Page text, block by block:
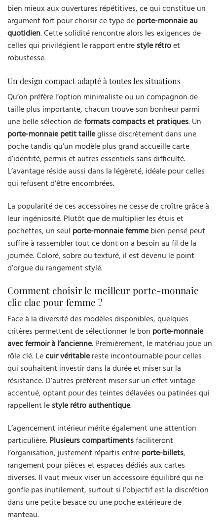
bien mieux aux ouvertures répétitives, ce qui constitue un
argument fort pour choisir ce type de porte-monnaie au
quotidien. Cette solidité rencontre alors les exigences de
celles qui privilégient le rapport entre style rétroet
robustesse.
Un design compact adapté à toutes les situations
Qu’on préfère l’option minimaliste ou un compagnon de
taille plus importante, chacun trouve son bonheur parmi
une belle sélection deformats compacts et pratiques. Un
porte-monnaie petit tailleglisse discrètement dans une
poche tandis qu’un modèle plus grand accueille carte
d’identité, permis et autres essentiels sans difficulté.
L’avantage réside aussi dans la légèreté, idéale pour celles
qui refusent d’être encombrées.
La popularité de ces accessoires ne cesse de croître grâce à
leur ingéniosité. Plutôt que de multiplier les étuis et
pochettes, un seul porte-monnaie femmebien pensé peut
suffire à rassembler tout ce dont on a besoin au fil de la
journée. Coloré, sobre ou texturé, il est devenu le point
d’orgue du rangement stylé.
Comment choisir le meilleur porte-monnaie
clic clac pour femme ?
Face à la diversité des modèles disponibles, quelques
critères permettent de sélectionner le bon porte-monnaie
avec fermoir à l’ancienne. Premièrement, le matériau joue un
rôle clé. Lecuir véritablereste incontournable pour celles
qui souhaitent investir dans la durée et miser sur la
résistance. D’autres préfèrent miser sur un effet vintage
accentué, optant pour des teintes délavées ou patinées qui
rappellent le style rétro authentique.
L’agencement intérieur mérite également une attention
particulière. Plusieurs compartimentsfaciliteront
l’organisation, justement répartis entre porte-billets,
rangement pour pièces et espaces dédiés aux cartes
diverses. Il vaut mieux viser un accessoire équilibré qui ne
gonfle pas inutilement, surtout si l’objectif est la discrétion
dans une petite besace ou une poche extérieure de
manteau.